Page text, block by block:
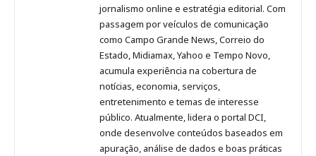
Pinterest
LinkedInInstagram
FacebookMalagolini
jornalismo online e estratégia editorial. Com
passagem por veículos de comunicação
como Campo Grande News, Correio do
Estado, Midiamax, Yahoo e Tempo Novo,
acumula experiência na cobertura de
notícias, economia, serviços,
entretenimento e temas de interesse
público. Atualmente, lidera o portal DCI,
onde desenvolve conteúdos baseados em
apuração, análise de dados e boas práticas